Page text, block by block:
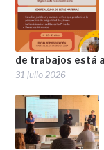
de trabajos está
31 julio 2026